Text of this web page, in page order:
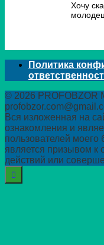
Хочу
Политика
© 2026 PROFOBZOR
Вся изложенная на
ознакомления и
пользователей моего
является призывом
действий или